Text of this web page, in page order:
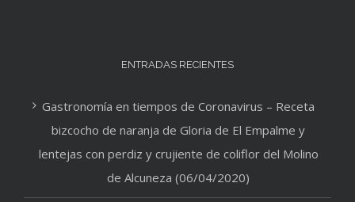
ENTRADAS RECIENTES
Gastronomía en tiempos de Coronavirus – Receta
bizcocho de naranja de Gloria de El Empalme y
lentejas con perdiz y crujiente de coliflor del Molino
de Alcuneza (06/04/2020)